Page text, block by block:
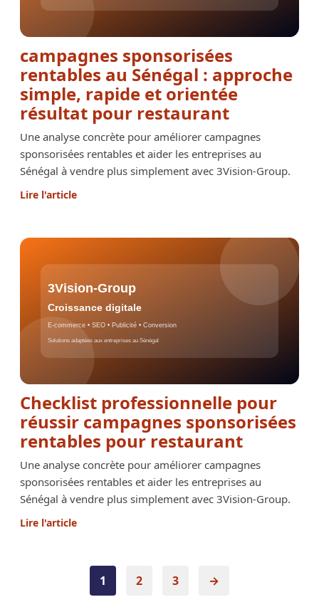
campagnes sponsorisées
rentables au Sénégal : approche
simple, rapide et orientée
résultat pour restaurant
Une analyse concrète pour améliorer campagnes
sponsorisées rentables et aider les entreprises au
Sénégal à vendre plus simplement avec 3Vision-Group.
Lire l'article
Checklist professionnelle pour
réussir campagnes sponsorisées
rentables pour restaurant
Une analyse concrète pour améliorer campagnes
sponsorisées rentables et aider les entreprises au
Sénégal à vendre plus simplement avec 3Vision-Group.
Lire l'article
Pagination
1 2 3 →